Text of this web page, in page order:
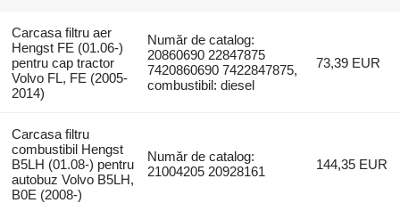
Carcasa filtru aer
Hengst FE (01.06-)
pentru cap tractor
Volvo FL, FE (2005-
2014)
Număr de catalog:
20860690 22847875
7420860690 7422847875,
combustibil: diesel
73,39 EUR
Carcasa filtru
combustibil Hengst
B5LH (01.08-) pentru
autobuz Volvo B5LH,
B0E (2008-)
Număr de catalog:
21004205 20928161
144,35 EUR